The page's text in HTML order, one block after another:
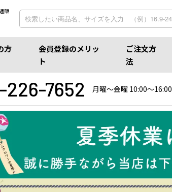
販
方
会員登録のメリッ
ト
ご注文方
法
226-7652 月曜〜金曜 10:00〜16:00